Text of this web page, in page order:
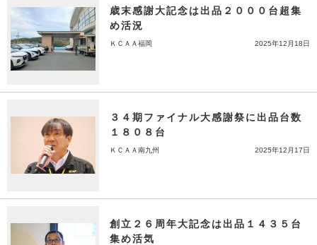
歳末感謝大記念は出品２０００台超集
め活況
ＫＣＡＡ福岡 2025年12月18日
３４期ファイナル大感謝祭に出品台数
１８０８台
ＫＣＡＡ南九州 2025年12月17日
創立２６周年大記念は出品１４３５台
集め活気